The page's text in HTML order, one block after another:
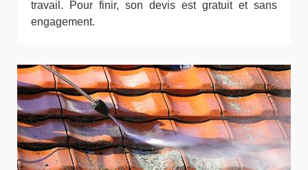
travail. Pour finir, son devis est gratuit et sans
engagement.